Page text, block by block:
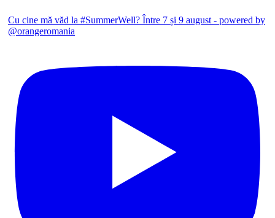
Cu cine mă văd la #SummerWell? Între 7 și 9 august - powered by
@orangeromania